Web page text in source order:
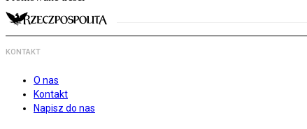
KONTAKT
O nas
Kontakt
Napisz do nas